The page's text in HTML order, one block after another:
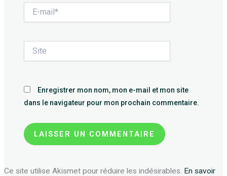
mail*
Enregistrer mon nom, mon e-mail et mon site
dans le navigateur pour mon prochain commentaire.
Ce site utilise Akismet pour réduire les indésirables. En savoir